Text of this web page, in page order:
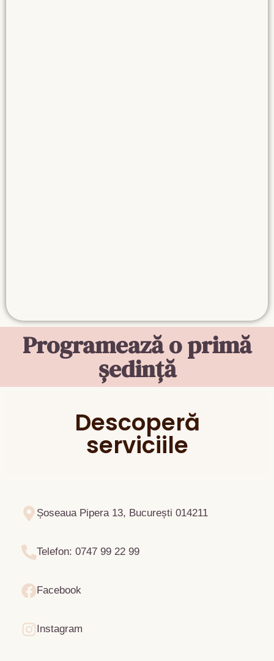
Programează o primă
ședință
Descoperă
serviciile
Șoseaua Pipera 13, București 014211
Telefon: 0747 99 22 99
Facebook
Instagram